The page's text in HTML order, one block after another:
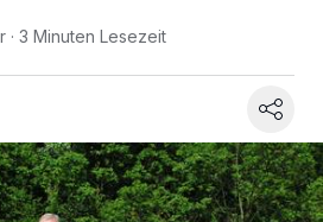
3 Minuten Lesezeit
zu. Durch Auswahl von OK aktivieren Sie
unter „Wir und unsere Partner
Dienste bereitzustellen“ aufgeführten
sind, sind manche Inhalte und